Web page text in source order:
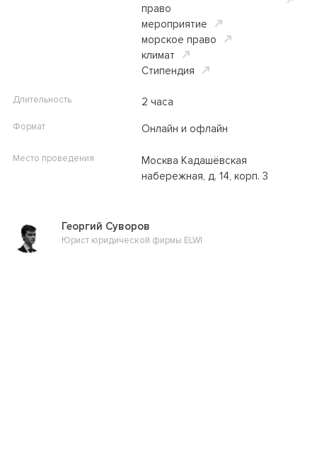
Георгий Суворов
Юрист юридической фирмы ELWI
право
мероприятие
морское право
климат
Cтипендия
Длительность 2 часа
Формат Онлайн и офлайн
Место проведения Москва Кадашёвская
набережная, д. 14, корп. 3